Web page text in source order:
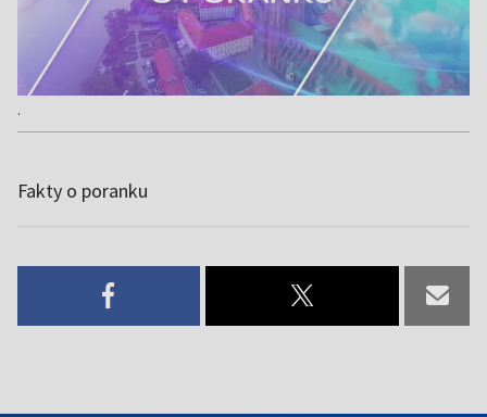
.
Fakty o poranku